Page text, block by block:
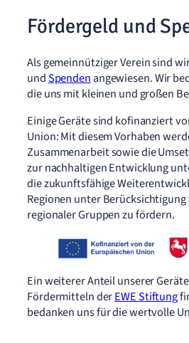
Fördergeld und
Als gemeinnütziger Verein sind
undSpendenangewiesen. Wir
die uns mit kleinen und großen
Einige Geräte sind kofinanziert
Union: Mit diesem Vorhaben
Zusammenarbeit sowie die
zur nachhaltigen Entwicklung
die zukunftsfähige
Regionen unter
regionaler Gruppen zu fördern.
Ein weiterer Anteil unserer
Fördermitteln derEWE Stiftung
bedanken uns für die wertvolle